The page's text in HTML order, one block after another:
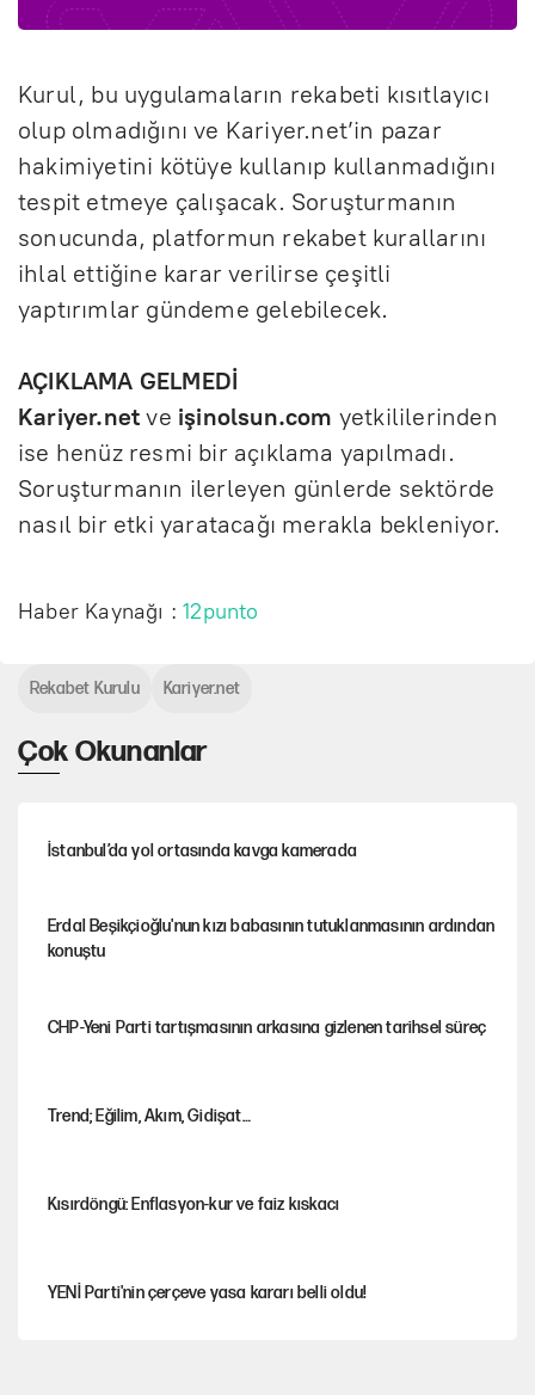
Kurul, bu uygulamaların rekabeti kısıtlayıcı
olup olmadığını ve Kariyer.net’in pazar
hakimiyetini kötüye kullanıp kullanmadığını
tespit etmeye çalışacak. Soruşturmanın
sonucunda, platformun rekabet kurallarını
ihlal ettiğine karar verilirse çeşitli
yaptırımlar gündeme gelebilecek.
AÇIKLAMA GELMEDİ
Kariyer.net ve işinolsun.com yetkililerinden
ise henüz resmi bir açıklama yapılmadı.
Soruşturmanın ilerleyen günlerde sektörde
nasıl bir etki yaratacağı merakla bekleniyor.
Haber Kaynağı :12punto
Çok Okunanlar
İstanbul’da yol ortasında kavga kamerada
Erdal Beşikçioğlu'nun kızı babasının tutuklanmasının ardından
konuştu
CHP-Yeni Parti tartışmasının arkasına gizlenen tarihsel süreç
Trend; Eğilim, Akım, Gidişat…
Kısırdöngü: Enflasyon-kur ve faiz kıskacı
YENİ Parti'nin çerçeve yasa kararı belli oldu!
Rekabet Kurulu Kariyer.net